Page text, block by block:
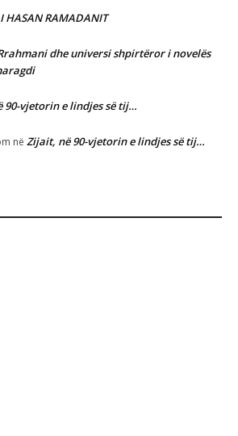
HASAN RAMADANIT
dhe universi shpirtëror i novelës
90-vjetorin e lindjes së tij…
në Zijait, në 90-vjetorin e lindjes së tij…